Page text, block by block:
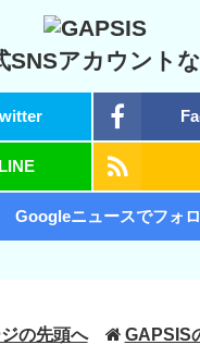
SNSアカウント
LINE
Googleニュースでフォ
の先頭へ GAPSIS